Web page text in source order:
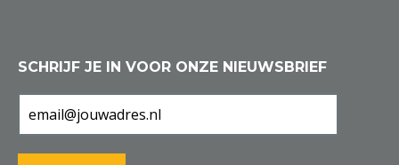
SCHRIJF JE IN VOOR ONZE NIEUWSBRIEF